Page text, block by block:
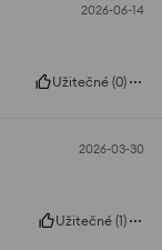
2026-06-14
Užitečné (0)
2026-03-30
Užitečné (1)